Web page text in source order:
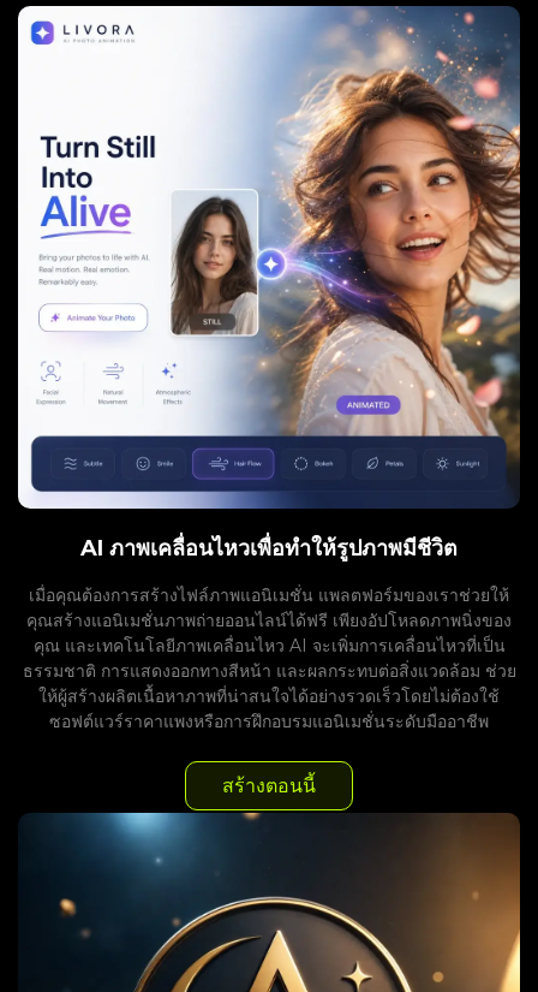
AI ภาพเคลื่อนไหวเพื่อทำให้รูปภาพมีชีวิต
เมื่อคุณต้องการสร้างไฟล์ภาพแอนิเมชั่น แพลตฟอร์มของเราช่วยให้
คุณสร้างแอนิเมชั่นภาพถ่ายออนไลน์ได้ฟรี เพียงอัปโหลดภาพนิ่งของ
คุณ และเทคโนโลยีภาพเคลื่อนไหว AI จะเพิ่มการเคลื่อนไหวที่เป็น
ธรรมชาติ การแสดงออกทางสีหน้า และผลกระทบต่อสิ่งแวดล้อม ช่วย
ให้ผู้สร้างผลิตเนื้อหาภาพที่น่าสนใจได้อย่างรวดเร็วโดยไม่ต้องใช้
ซอฟต์แวร์ราคาแพงหรือการฝึกอบรมแอนิเมชั่นระดับมืออาชีพ
สร้างตอนนี้